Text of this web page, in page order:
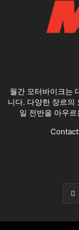
월간 모터바이크는
니다. 다양한 장르의
일 전반을 아우